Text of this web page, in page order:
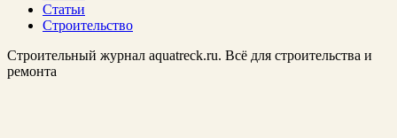
Статьи
Строительство
Строительный журнал aquatreck.ru. Всё для строительства и
ремонта